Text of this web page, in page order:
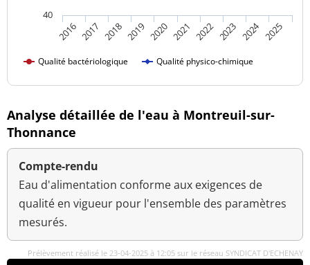
Qualité bactériologique Qualité physico-chimique
2016 2017 2018 2019 2020 2021 2022 2023 2024 2025
40
Analyse détaillée de l'eau à Montreuil-sur-
Thonnance
Compte-rendu
Eau d'alimentation conforme aux exigences de
qualité en vigueur pour l'ensemble des paramètres
mesurés.
Prélèvement réalisé le 23-04-2025 à 12:05 sur le réseau SYNDICAT D'ECHENAY